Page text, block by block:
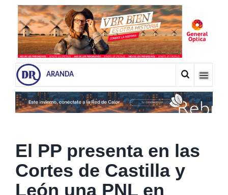
ARANDA
El PP presenta en las
Cortes de Castilla y
León una PNL en